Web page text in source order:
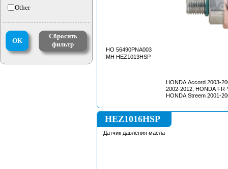
Other
OK
Сбросить
фильтр
HO 56490PNA003
MH HEZ1013HSP
HONDA Accord 2003-
2002-2012, HONDA
HONDA Streem 2001-
HEZ1016HSP
Датчик давления масла